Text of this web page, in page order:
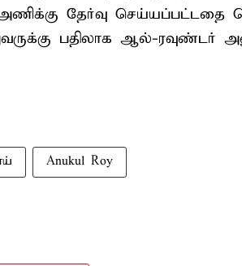
தேர்வு செய்யப்பட்டதை
பதிலாக ஆல்-ரவுண்டர்
Anukul Roy